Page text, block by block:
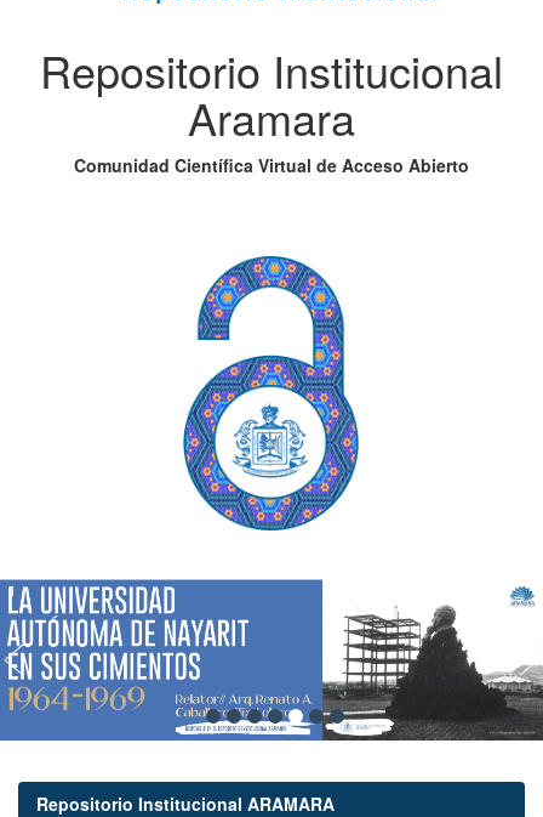
Repositorio Institucional
Aramara
Comunidad Científica Virtual de Acceso Abierto
Repositorio Institucional ARAMARA